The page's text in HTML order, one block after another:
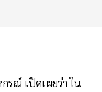
รณ์ เปิดเผยว่า ใน